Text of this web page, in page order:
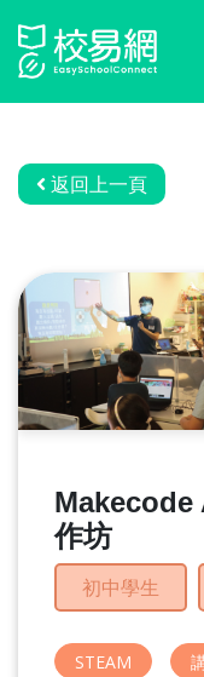
搜
務
資
訊
關
我
返回上一頁
Makecode
作坊
初中學生
STEAM